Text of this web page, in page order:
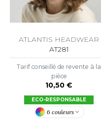
ATLANTIS HEADWEAR
AT281
Tarif conseillé de revente à la
pièce
10,50 €
ECO-RESPONSABLE
6 couleurs